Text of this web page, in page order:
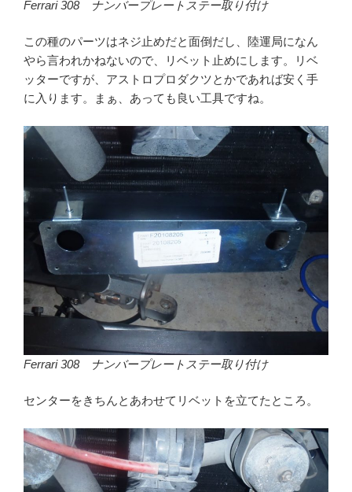
Ferrari 308 ナンバープレートステー取り付け
この種のパーツはネジ止めだと面倒だし、陸運局になん
やら言われかねないので、リベット止めにします。リベ
ッターですが、アストロプロダクツとかであれば安く手
に入ります。まぁ、あっても良い工具ですね。
Ferrari 308 ナンバープレートステー取り付け
センターをきちんとあわせてリベットを立てたところ。